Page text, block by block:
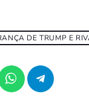
DE TRUMP E